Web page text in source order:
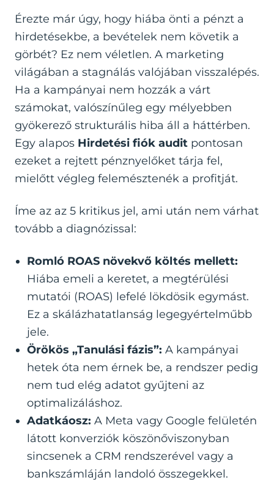
Érezte már úgy, hogy hiába önti a pénzt a
hirdetésekbe, a bevételek nem követik a
görbét? Ez nem véletlen. A marketing
világában a stagnálás valójában visszalépés.
Ha a kampányai nem hozzák a várt
számokat, valószínűleg egy mélyebben
gyökerező strukturális hiba áll a háttérben.
Egy alapos Hirdetési fiók audit pontosan
ezeket a rejtett pénznyelőket tárja fel,
mielőtt végleg felemésztenék a profitját.
Íme az az 5 kritikus jel, ami után nem várhat
tovább a diagnózissal:
Romló ROAS növekvő költés mellett:
Hiába emeli a keretet, a megtérülési
mutatói (ROAS) lefelé lökdösik egymást.
Ez a skálázhatatlanság legegyértelműbb
jele.
Örökös „Tanulási fázis”: A kampányai
hetek óta nem érnek be, a rendszer pedig
nem tud elég adatot gyűjteni az
optimalizáláshoz.
Adatkáosz: A Meta vagy Google felületén
látott konverziók köszönőviszonyban
sincsenek a CRM rendszerével vagy a
bankszámláján landoló összegekkel.